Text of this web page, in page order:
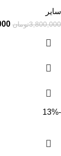
سایر
3,800,000تومان
-13%